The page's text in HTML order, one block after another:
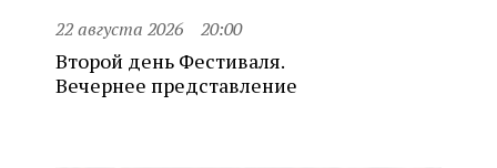
22 августа 2026 20:00
Второй день Фестиваля.
Вечернее представление